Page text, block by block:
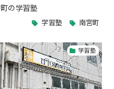
の学習塾
学習塾 南宮町
学習塾